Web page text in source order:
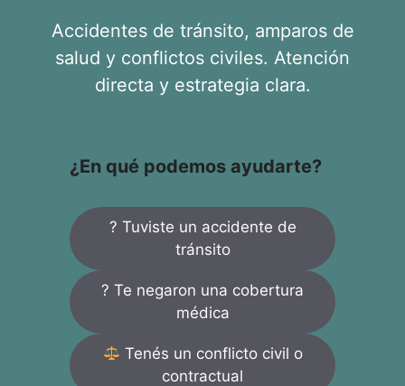
Accidentes de tránsito, amparos de
salud y conflictos civiles. Atención
directa y estrategia clara.
¿En qué podemos ayudarte?
? Tuviste un accidente de
tránsito
? Te negaron una cobertura
médica
Tenés un conflicto civil o
contractual